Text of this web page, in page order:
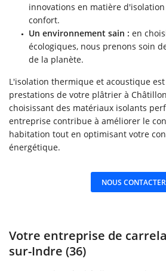
innovations en matière
confort.
Un environnement sain : en
écologiques, nous prenons soin
de la planète.
L'isolation thermique et acoustique
prestations de votre plâtrier à
choisissant des matériaux isolants
entreprise contribue à améliorer le
habitation tout en optimisant votre
énergétique.
NOUS CONTACTER
Votre entreprise de
sur-Indre (36)